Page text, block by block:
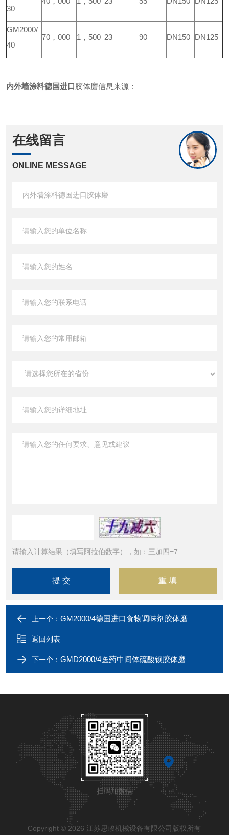
30
GM2000/
40
70，000 1，500 23 90 DN150 DN125
内外墙涂料德国进口胶体磨信息来源：
在线留言
ONLINE MESSAGE
请输入计算结果（填写阿拉伯数字），如：三加四=7
上一个： GM2000/4德国进口食物调味剂胶体磨
返回列表
下一个： GMD2000/4医药中间体硫酸钡胶体磨
扫码加微信
Copyright © 2026 江苏思峻机械设备有限公司版权所有